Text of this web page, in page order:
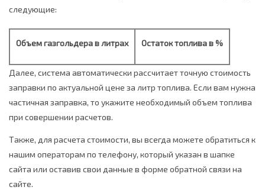
следующие:
Объем газгольдера в литрах Остаток топлива в %
Далее, система автоматически рассчитает точную стоимость
заправки по актуальной цене за литр топлива. Если вам нужна
частичная заправка, то укажите необходимый объем топлива
при совершении расчетов.
Также, для расчета стоимости, вы всегда можете обратиться к
нашим операторам по телефону, который указан в шапке
сайта или оставив свои данные в форме обратной связи на
сайте.